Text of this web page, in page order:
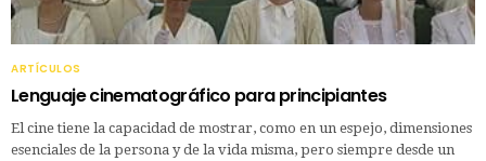
ARTÍCULOS
Lenguaje cinematográfico para principiantes
El cine tiene la capacidad de mostrar, como en un espejo, dimensiones
esenciales de la persona y de la vida misma, pero siempre desde un